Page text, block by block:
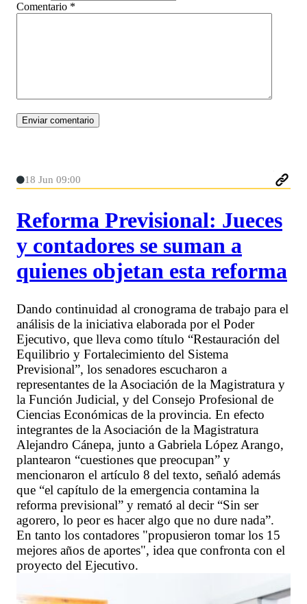
Comentario *
18 Jun 09:00
Reforma Previsional: Jueces
y contadores se suman a
quienes objetan esta reforma
Dando continuidad al cronograma de trabajo para el
análisis de la iniciativa elaborada por el Poder
Ejecutivo, que lleva como título “Restauración del
Equilibrio y Fortalecimiento del Sistema
Previsional”, los senadores escucharon a
representantes de la Asociación de la Magistratura y
la Función Judicial, y del Consejo Profesional de
Ciencias Económicas de la provincia. En efecto
integrantes de la Asociación de la Magistratura
Alejandro Cánepa, junto a Gabriela López Arango,
plantearon “cuestiones que preocupan” y
mencionaron el artículo 8 del texto, señaló además
que “el capítulo de la emergencia contamina la
reforma previsional” y remató al decir “Sin ser
agorero, lo peor es hacer algo que no dure nada”.
En tanto los contadores "propusieron tomar los 15
mejores años de aportes", idea que confronta con el
proyecto del Ejecutivo.